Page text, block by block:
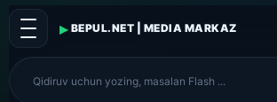
▸ BEPUL.NET | MEDIA MARKAZ